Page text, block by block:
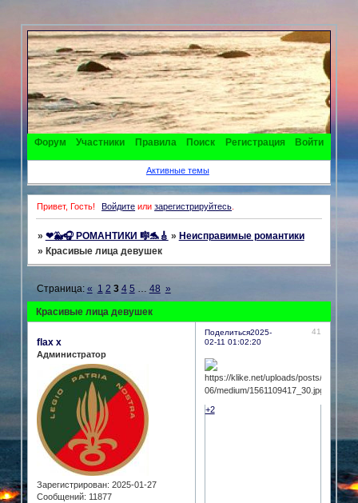
Форум Участники Правила Поиск Регистрация Войти
Активные темы
Привет, Гость! Войдите илизарегистрируйтесь.
» ❤🐳🎧 РОМАНТИКИ 🎼🐬🎸 » Неисправимые романтики
» Красивые лица девушек
Красивые лица девушек
Страница: « 1 2 3 4 5 … 48 »
Поделиться 41
2025-
02-11 01:02:20
flax x
Администратор
Зарегистрирован: 2025-01-27
Сообщений: 11877
+2